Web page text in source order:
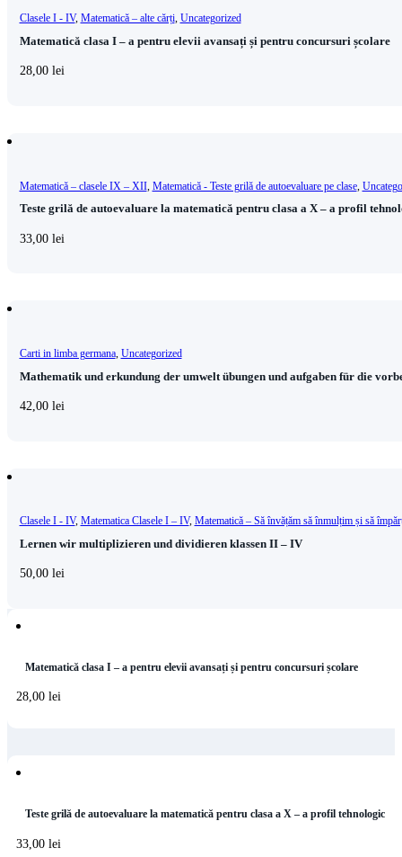
Clasele I - IV, Matematică – alte cărți, Uncategorized
Matematică clasa I – a pentru elevii avansați și pentru concursuri școlare
28,00 lei
Matematică – clasele IX – XII, Matematică - Teste grilă de autoevaluare pe clase,
Teste grilă de autoevaluare la matematică pentru clasa a X – a profil
33,00 lei
Carti in limba germana, Uncategorized
Mathematik und erkundung der umwelt übungen und aufgaben für die
42,00 lei
Clasele I - IV, Matematica Clasele I – IV, Matematică – Să învățăm să înmulțim și să
Lernen wir multiplizieren und dividieren klassen II – IV
50,00 lei
Matematică clasa I – a pentru elevii avansați și pentru concursuri școlare
28,00 lei
Teste grilă de autoevaluare la matematică pentru clasa a X – a profil tehnologic
33,00 lei